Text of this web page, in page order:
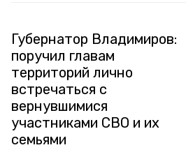
Губернатор Владимиров:
поручил главам
территорий лично
встречаться с
вернувшимися
участниками СВО и их
семьями